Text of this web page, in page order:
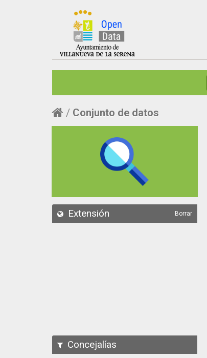
Conjunto de datos
Extensión Borrar
Concejalías